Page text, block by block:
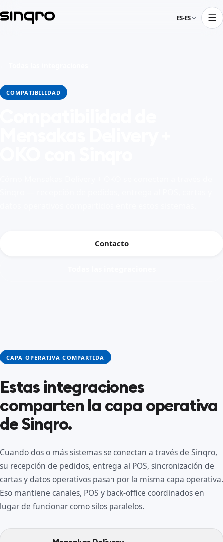
ES-ES
COMPATIBILIDAD
Contacto
CAPA OPERATIVA COMPARTIDA
Estas integraciones
comparten la capa operativa
de Sinqro.
Cuando dos o más sistemas se conectan a través de Sinqro,
su recepción de pedidos, entrega al POS, sincronización de
cartas y datos operativos pasan por la misma capa operativa.
Eso mantiene canales, POS y back-office coordinados en
lugar de funcionar como silos paralelos.